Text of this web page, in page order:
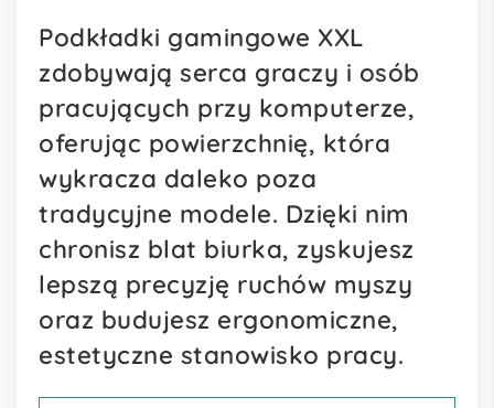
Podkładki gamingowe XXL
zdobywają serca graczy i osób
pracujących przy komputerze,
oferując powierzchnię, która
wykracza daleko poza
tradycyjne modele. Dzięki nim
chronisz blat biurka, zyskujesz
lepszą precyzję ruchów myszy
oraz budujesz ergonomiczne,
estetyczne stanowisko pracy.